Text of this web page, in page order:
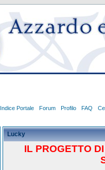
Indice Portale Forum Profilo FAQ
Lucky
IL PROGETTO